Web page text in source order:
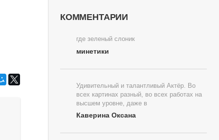
КОММЕНТАРИИ
где зеленый слоник
минетики
Удивительный и талантливый Актёр. Во
всех картинах разный, во всех работах на
высшем уровне, даже в
Каверина Оксана